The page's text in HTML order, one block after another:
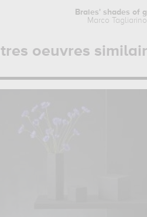
Braies' shades of
Marco Tagliarino
oeuvres